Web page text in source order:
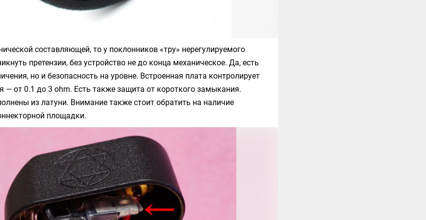
составляющей, то у поклонников «тру» нерегулируемого
претензии, без устройство не до конца механическое. Да, есть
но и безопасность на уровне. Встроенная плата контролирует
— от 0.1 до 3 ohm. Есть также защита от короткого замыкания.
из латуни. Внимание также стоит обратить на наличие
площадки.